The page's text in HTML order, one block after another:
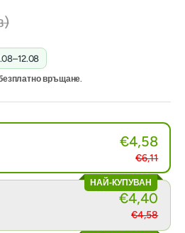
връщане.
€4,58
€6,11
НАЙ-КУПУВАН
€4,40
€4,58